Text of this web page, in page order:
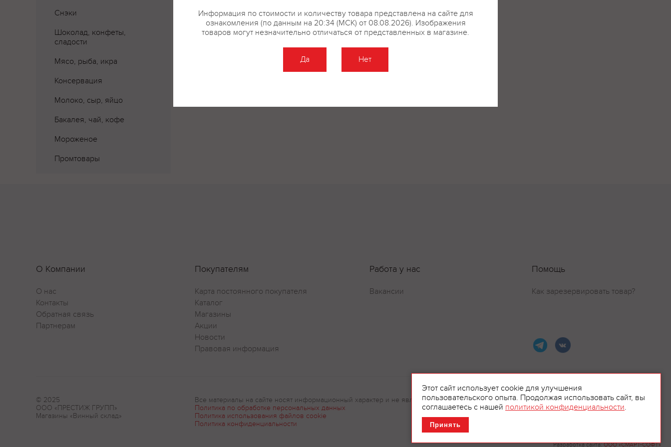
Снэки
Шоколад, конфеты,
сладости
Мясо, рыба, икра
Консервация
Молоко, сыр, яйцо
Бакалея, чай, кофе
Мороженое
Промтовары
Разработка сайта:ООО «СМАРТ-СОФТ»
О Компании
О нас
Контакты
Обратная связь
Партнерам
Покупателям
Карта постоянного покупателя
Каталог
Магазины
Акции
Новости
Правовая информация
Работа у нас
Вакансии
Помощь
Как зарезервировать товар?
© 2025
ООО «ПРЕСТИЖ ГРУПП»
Магазины «Винный склад»
Все материалы на сайте носят информационный характер и не являются рекламой.
Политика по обработке персональных данных
Политика использования файлов cookie
Политика конфиденциальности
Этот сайт использует cookie для улучшения
пользовательского опыта. Продолжая использовать сайт, вы
соглашаетесь с нашей политикой конфиденциальности.
Принять
Информация по стоимости и количеству товара представлена на сайте для
ознакомления (по данным на 20:34 (МСК) от 08.08.2026). Изображения
товаров могут незначительно отличаться от представленных в магазине.
Да Нет